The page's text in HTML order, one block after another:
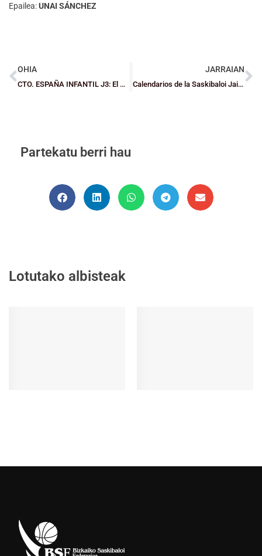
Epailea:UNAI SÁNCHEZ
OHIA
CTO. ESPAÑA INFANTIL J3: El Global Datum Zornotza paga caro un mal inicio ante el Ponce que le apea de los octavos de final
JARRAIAN
Calendarios de la Saskibaloi Jaia 2026
Partekatu berri hau
Lotutako albisteak